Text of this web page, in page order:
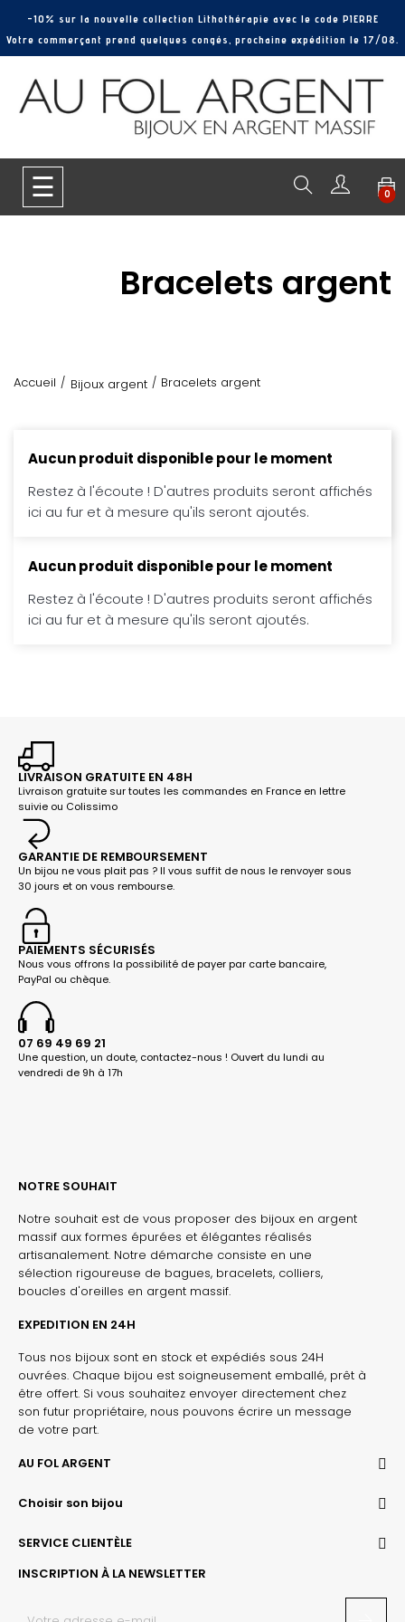
-10% sur la nouvelle collection Lithothérapie avec le code PIERRE
Votre commerçant prend quelques congés, prochaine expédition le 17/08.
Basculer
la
☰ 0
Bracelets argent
Accueil Bijoux argent Bracelets argent
Aucun produit disponible pour le moment
Restez à l'écoute ! D'autres produits seront affichés
ici au fur et à mesure qu'ils seront ajoutés.
Aucun produit disponible pour le moment
Restez à l'écoute ! D'autres produits seront affichés
ici au fur et à mesure qu'ils seront ajoutés.
LIVRAISON GRATUITE EN 48H
Livraison gratuite sur toutes les commandes en France en lettre
suivie ou Colissimo
GARANTIE DE REMBOURSEMENT
Un bijou ne vous plait pas ? Il vous suffit de nous le renvoyer sous
30 jours et on vous rembourse.
PAIEMENTS SÉCURISÉS
Nous vous offrons la possibilité de payer par carte bancaire,
PayPal ou chèque.
07 69 49 69 21
Une question, un doute, contactez-nous ! Ouvert du lundi au
vendredi de 9h à 17h
NOTRE SOUHAIT
Notre souhait est de vous proposer des bijoux en argent
massif aux formes épurées et élégantes réalisés
artisanalement. Notre démarche consiste en une
sélection rigoureuse de bagues, bracelets, colliers,
boucles d'oreilles en argent massif.
EXPEDITION EN 24H
Tous nos bijoux sont en stock et expédiés sous 24H
ouvrées. Chaque bijou est soigneusement emballé, prêt à
être offert. Si vous souhaitez envoyer directement chez
son futur propriétaire, nous pouvons écrire un message
de votre part.
AU FOL ARGENT
Choisir son bijou
SERVICE CLIENTÈLE
INSCRIPTION À LA NEWSLETTER